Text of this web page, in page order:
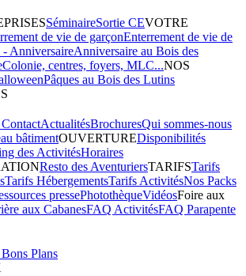
SéminaireSortie CEVOTRE
de vie de garçonEnterrement de vie de
- AnniversaireAnniversaire au Bois des
Colonie, centres, foyers, MLC...NOS
Pâques au Bois des Lutins
ActualitésBrochuresQui sommes-nous
bâtimentOUVERTUREDisponibilités
des ActivitésHoraires
Resto des AventuriersTARIFSTarifs
Tarifs HébergementsTarifs ActivitésNos Packs
pressePhotothèqueVidéosFoire aux
aux CabanesFAQ ActivitésFAQ Parapente
Plans